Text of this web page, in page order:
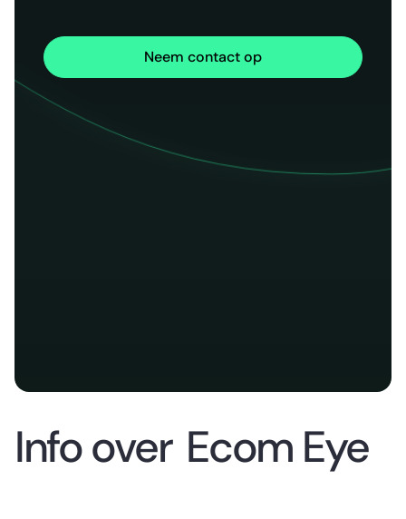
Neem contact op
Info over Ecom Eye